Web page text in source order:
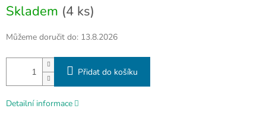
cena:
Skladem (4 ks)
Můžeme doručit do: 13.8.2026
Přidat do košíku
Detailní informace